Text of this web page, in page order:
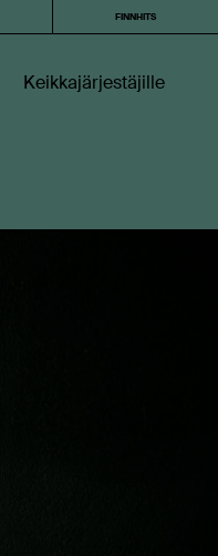
FINNHITS
Keikkajärjestäjille